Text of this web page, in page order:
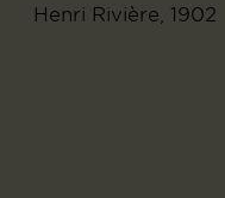
Henri Rivière, 1902